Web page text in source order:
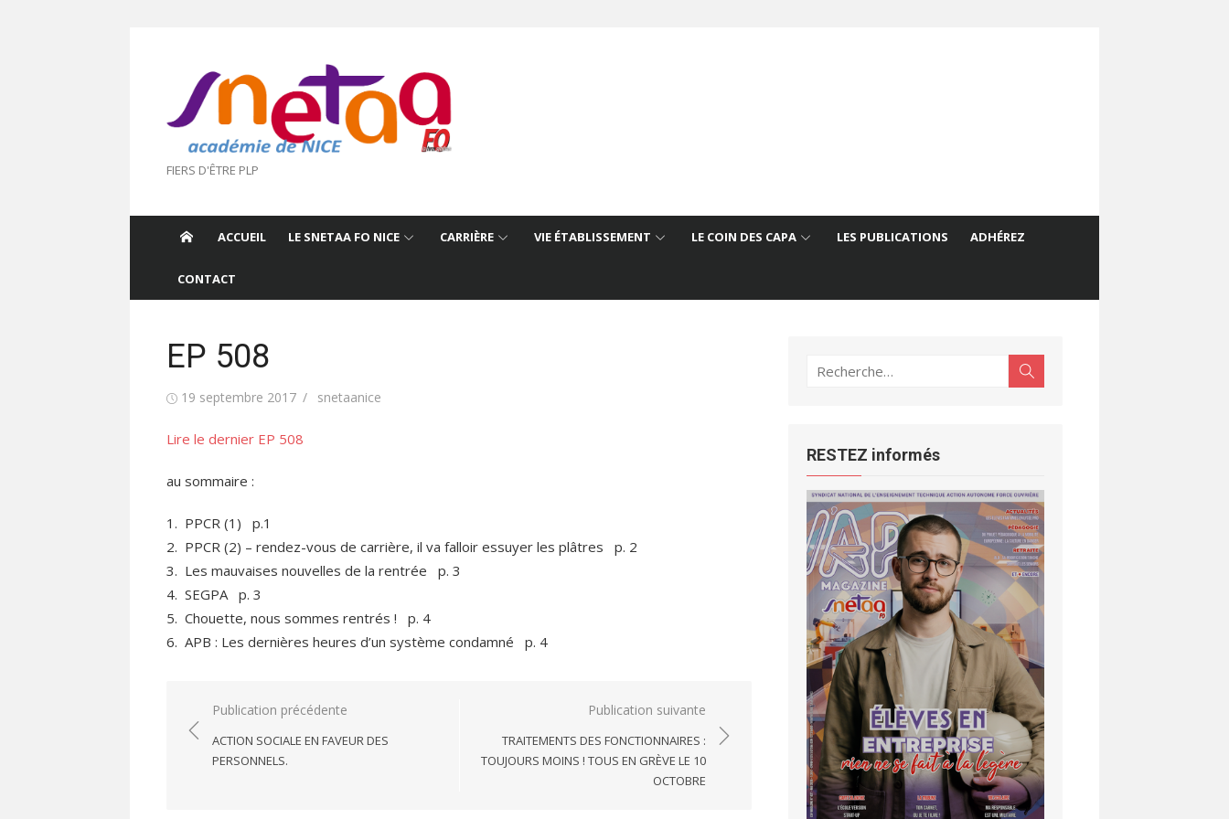
FIERS D'ÊTRE PLP
ACCUEIL LE SNETAA FO NICE CARRIÈRE VIE ÉTABLISSEMENT LE COIN DES CAPA LES PUBLICATIONS ADHÉREZ
CONTACT
EP 508
Publié19 septembre 2017 Auteur/autrice
snetaanice
Lire le dernier EP 508
au sommaire :
1. PPCR (1) p.1
2. PPCR (2) – rendez-vous de carrière, il va falloir essuyer les plâtres p. 2
3. Les mauvaises nouvelles de la rentrée p. 3
4. SEGPA p. 3
5. Chouette, nous sommes rentrés ! p. 4
6. APB : Les dernières heures d’un système condamné p. 4
Navigation
de
l’article
Publication précédente
ACTION SOCIALE EN FAVEUR DES
PERSONNELS.
Publication suivante
TRAITEMENTS DES FONCTIONNAIRES :
TOUJOURS MOINS ! TOUS EN GRÈVE LE 10
OCTOBRE
Recherche
RESTEZ informés